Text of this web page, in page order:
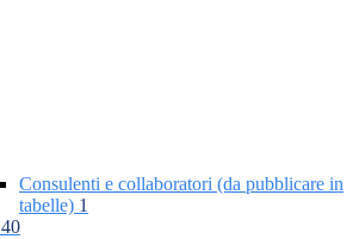
Consulenti e collaboratori (da pubblicare in
tabelle) 1
40